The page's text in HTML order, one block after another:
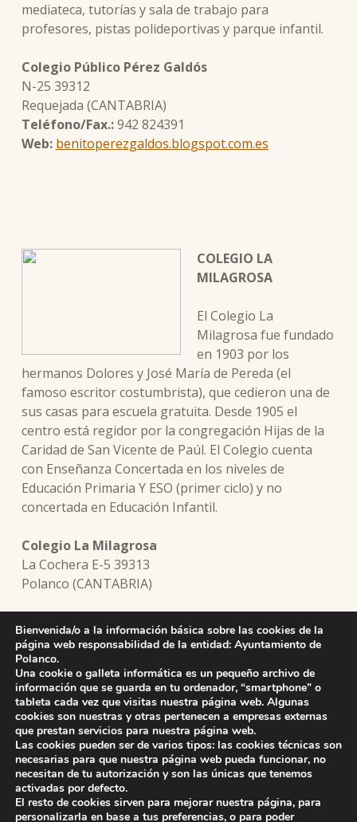
mediateca, tutorías y sala de trabajo para
profesores, pistas polideportivas y parque infantil.
Colegio Público Pérez Galdós
N-25 39312
Requejada (CANTABRIA)
Teléfono/Fax.:942 824391
Web: benitoperezgaldos.blogspot.com.es
COLEGIO LA
MILAGROSA
El Colegio La
Milagrosa fue fundado
en 1903 por los
hermanos Dolores y José María de Pereda (el
famoso escritor costumbrista), que cedieron una de
sus casas para escuela gratuita. Desde 1905 el
centro está regidor por la congregación Hijas de la
Caridad de San Vicente de Paúl. El Colegio cuenta
con Enseñanza Concertada en los niveles de
Educación Primaria Y ESO (primer ciclo) y no
concertada en Educación Infantil.
Colegio La Milagrosa
La Cochera E-5 39313
Polanco (CANTABRIA)
Skip back to main navigation
DEJA UNA RESPUESTA
Lo siento, debes estarconectadopara publicar un
comentario.
Bienvenida/o a la información básica sobre las cookies de la
página web responsabilidad de la entidad: Ayuntamiento de
Polanco.
Una cookie o galleta informática es un pequeño archivo de
información que se guarda en tu ordenador, “smartphone” o
tableta cada vez que visitas nuestra página web. Algunas
cookies son nuestras y otras pertenecen a empresas externas
que prestan servicios para nuestra página web.
Las cookies pueden ser de varios tipos: las cookies técnicas son
necesarias para que nuestra página web pueda funcionar, no
necesitan de tu autorización y son las únicas que tenemos
activadas por defecto.
El resto de cookies sirven para mejorar nuestra página, para
personalizarla en base a tus preferencias, o para poder